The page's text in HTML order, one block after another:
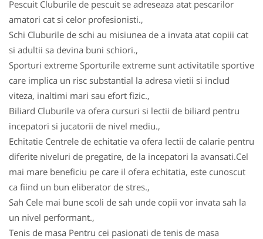
Pescuit Cluburile de pescuit se adreseaza atat pescarilor
amatori cat si celor profesionisti.,
Schi Cluburile de schi au misiunea de a invata atat copiii cat
si adultii sa devina buni schiori.,
Sporturi extreme Sporturile extreme sunt activitatile sportive
care implica un risc substantial la adresa vietii si includ
viteza, inaltimi mari sau efort fizic.,
Biliard Cluburile va ofera cursuri si lectii de biliard pentru
incepatori si jucatorii de nivel mediu.,
Echitatie Centrele de echitatie va ofera lectii de calarie pentru
diferite niveluri de pregatire, de la incepatori la avansati.Cel
mai mare beneficiu pe care il ofera echitatia, este cunoscut
ca fiind un bun eliberator de stres.,
Sah Cele mai bune scoli de sah unde copii vor invata sah la
un nivel performant.,
Tenis de masa Pentru cei pasionati de tenis de masa